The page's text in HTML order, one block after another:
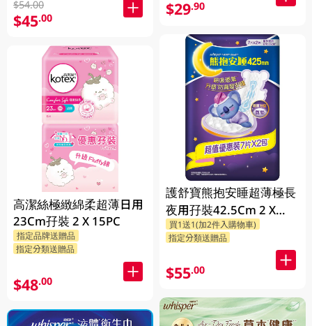
$54.00
$45.00
高潔絲極緻綿柔超薄日用
23Cm孖裝 2 X 15PC
指定品牌送贈品
指定分類送贈品
$48.00
$29.90
護舒寶熊抱安睡超薄極長
夜用孖裝42.5Cm 2 X
7PC
買1送1(加2件入購物車)
指定分類送贈品
$55.00